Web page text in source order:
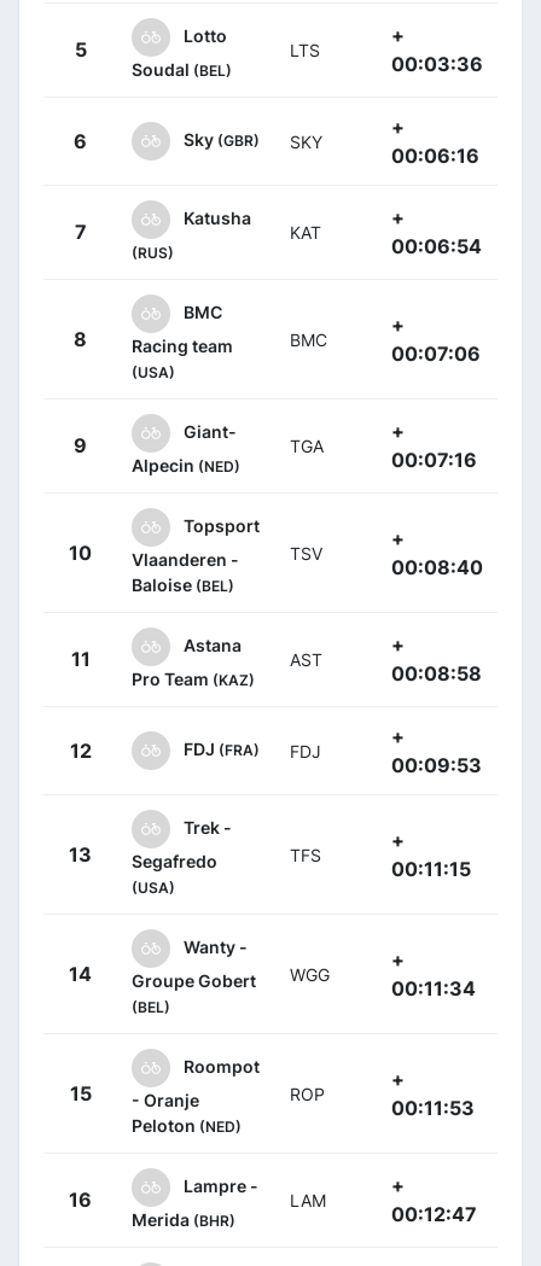
5
Lotto
Soudal (BEL)
LTS
+
00:03:36
6 Sky (GBR) SKY
+
00:06:16
7
Katusha
(RUS)
KAT
+
00:06:54
8
BMC
Racing team
(USA)
BMC
+
00:07:06
9
Giant-
Alpecin (NED)
TGA
+
00:07:16
10
Topsport
Vlaanderen -
Baloise (BEL)
TSV
+
00:08:40
11
Astana
Pro Team (KAZ)
AST
+
00:08:58
12 FDJ (FRA) FDJ
+
00:09:53
13
Trek -
Segafredo
(USA)
TFS
+
00:11:15
14
Wanty -
Groupe Gobert
(BEL)
WGG
+
00:11:34
15
Roompot
- Oranje
Peloton (NED)
ROP
+
00:11:53
16
Lampre -
Merida (BHR)
LAM
+
00:12:47